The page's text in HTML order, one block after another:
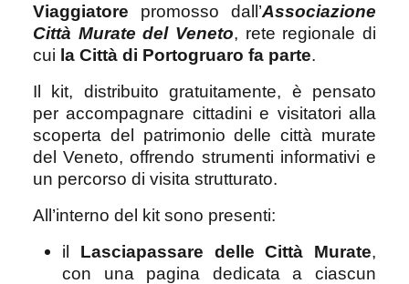
Viaggiatore promosso dall’Associazione
Città Murate del Veneto, rete regionale di
cui la Città di Portogruaro fa parte.
Il kit, distribuito gratuitamente, è pensato
per accompagnare cittadini e visitatori alla
scoperta del patrimonio delle città murate
del Veneto, offrendo strumenti informativi e
un percorso di visita strutturato.
All’interno del kit sono presenti:
il Lasciapassare delle Città Murate,
con una pagina dedicata a ciascun